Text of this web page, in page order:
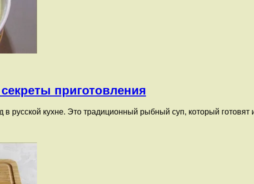
приготовления
русской кухне. Это традиционный рыбный суп, который готовят